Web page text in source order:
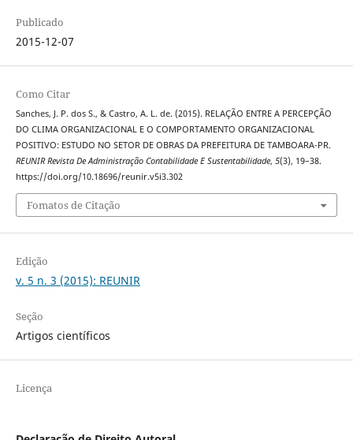
Publicado
2015-12-07
Como Citar
Sanches, J. P. dos S., & Castro, A. L. de. (2015). RELAÇÃO ENTRE A PERCEPÇÃO
DO CLIMA ORGANIZACIONAL E O COMPORTAMENTO ORGANIZACIONAL
POSITIVO: ESTUDO NO SETOR DE OBRAS DA PREFEITURA DE TAMBOARA-PR.
REUNIR Revista De Administração Contabilidade E Sustentabilidade, 5(3), 19–38.
https://doi.org/10.18696/reunir.v5i3.302
Fomatos de Citação
Edição
v. 5 n. 3 (2015): REUNIR
Seção
Artigos científicos
Licença